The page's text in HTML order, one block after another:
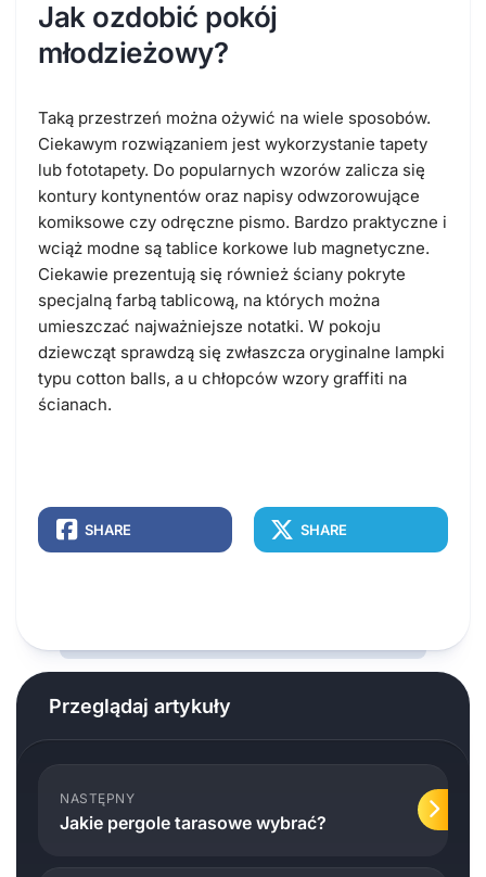
Jak ozdobić pokój
młodzieżowy?
Taką przestrzeń można ożywić na wiele sposobów.
Ciekawym rozwiązaniem jest wykorzystanie tapety
lub fototapety. Do popularnych wzorów zalicza się
kontury kontynentów oraz napisy odwzorowujące
komiksowe czy odręczne pismo. Bardzo praktyczne i
wciąż modne są tablice korkowe lub magnetyczne.
Ciekawie prezentują się również ściany pokryte
specjalną farbą tablicową, na których można
umieszczać najważniejsze notatki. W pokoju
dziewcząt sprawdzą się zwłaszcza oryginalne lampki
typu cotton balls, a u chłopców wzory graffiti na
ścianach.
SHARE SHARE
Przeglądaj artykuły
NASTĘPNY
Jakie pergole tarasowe wybrać?